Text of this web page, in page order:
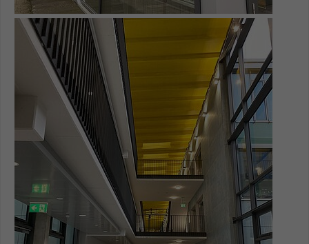
Show larger version for:
Name be_typo_user
Anbieter TYPO3
Laufzeit 1 Tag
Zweck
Dieser Cookie teilt der Webseite mit, ob
ein Besucher im Typo3-Backend
angemeldet ist und Rechte besitzt diese
zu verwalten.